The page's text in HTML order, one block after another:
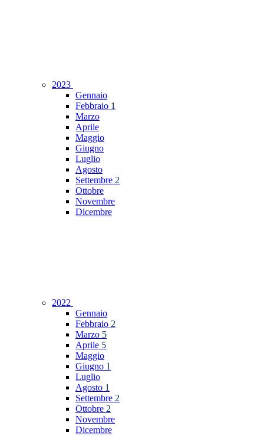
2023
Gennaio
Febbraio 1
Marzo
Aprile
Maggio
Giugno
Luglio
Agosto
Settembre 2
Ottobre
Novembre
Dicembre
2022
Gennaio
Febbraio 2
Marzo 5
Aprile 5
Maggio
Giugno 1
Luglio
Agosto 1
Settembre 2
Ottobre 2
Novembre
Dicembre